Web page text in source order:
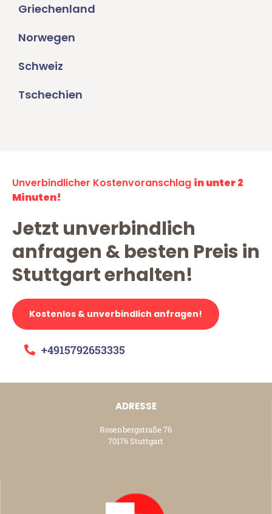
Griechenland
Norwegen
Schweiz
Tschechien
Unverbindlicher Kostenvoranschlag in unter 2
Minuten!
Jetzt unverbindlich
anfragen & besten Preis in
Stuttgart erhalten!
Kostenlos & unverbindlich anfragen!
+4915792653335
ADRESSE
Rosenbergstraße 76
70176 Stuttgart